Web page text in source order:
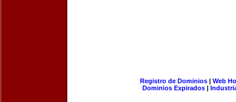
Registro de Dominios| Web
Dominios Expirados |